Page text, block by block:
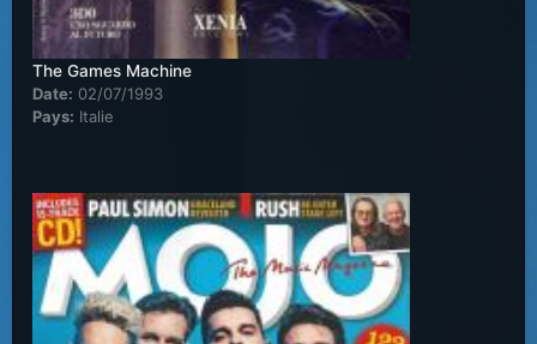
The Games Machine
Date: 02/07/1993
Pays: Italie